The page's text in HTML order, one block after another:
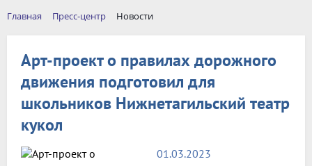
Главная Пресс-центр Новости
Арт-проект о правилах дорожного
движения подготовил для
школьников Нижнетагильский театр
кукол
01.03.2023